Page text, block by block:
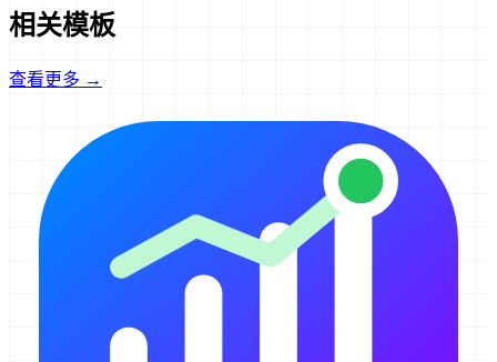
相关模板
查看更多 →